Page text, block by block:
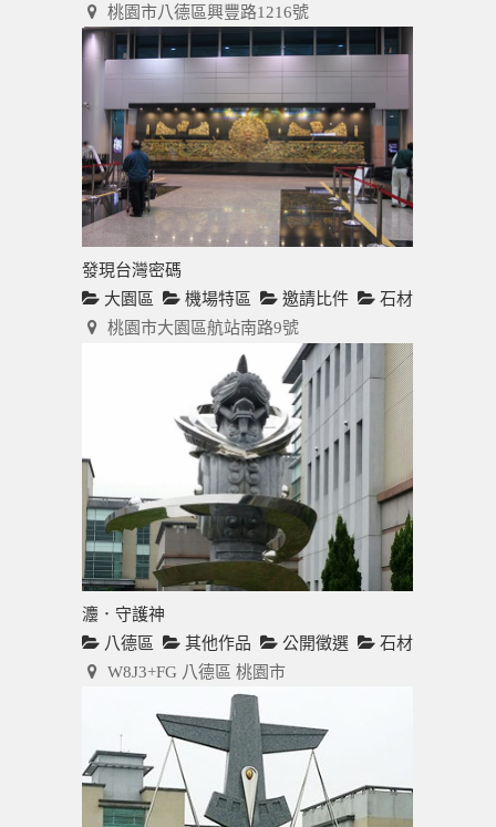
桃園市八德區興豐路1216號
發現台灣密碼
大園區
機場特區 邀請比件
石材
桃園市大園區航站南路9號
灋．守護神
八德區
其他作品 公開徵選
石材
W8J3+FG 八德區 桃園市